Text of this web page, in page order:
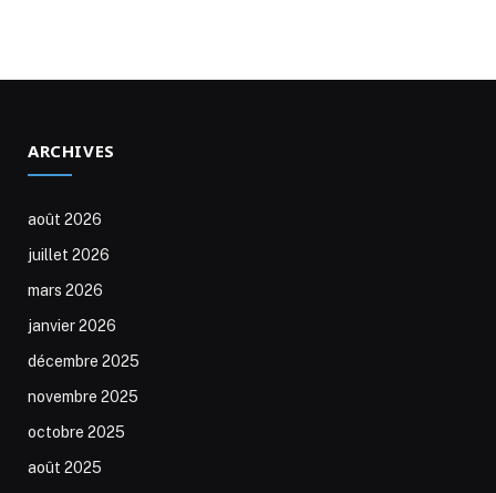
ARCHIVES
août 2026
juillet 2026
mars 2026
janvier 2026
décembre 2025
novembre 2025
octobre 2025
août 2025